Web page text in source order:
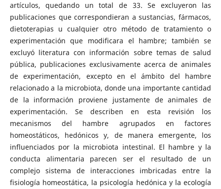
artículos, quedando un total de 33. Se excluyeron las
publicaciones que correspondieran a sustancias, fármacos,
dietoterapias u cualquier otro método de tratamiento o
experimentación que modificara el hambre; también se
excluyó literatura con información sobre temas de salud
pública, publicaciones exclusivamente acerca de animales
de experimentación, excepto en el ámbito del hambre
relacionado a la microbiota, donde una importante cantidad
de la información proviene justamente de animales de
experimentación. Se describen en esta revisión los
mecanismos del hambre agrupados en factores
homeostáticos, hedónicos y, de manera emergente, los
influenciados por la microbiota intestinal. El hambre y la
conducta alimentaria parecen ser el resultado de un
complejo sistema de interacciones imbricadas entre la
fisiología homeostática, la psicología hedónica y la ecología